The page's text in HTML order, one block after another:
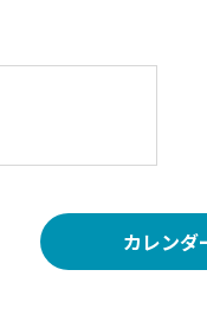
カレンダ